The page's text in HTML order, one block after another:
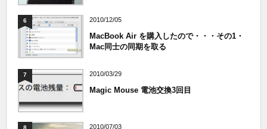
6 2010/12/05
MacBook Air を購入したので・・・その1・
Mac同士の同期を取る
7 2010/03/29
Magic Mouse 電池交換3回目
8 2010/07/03